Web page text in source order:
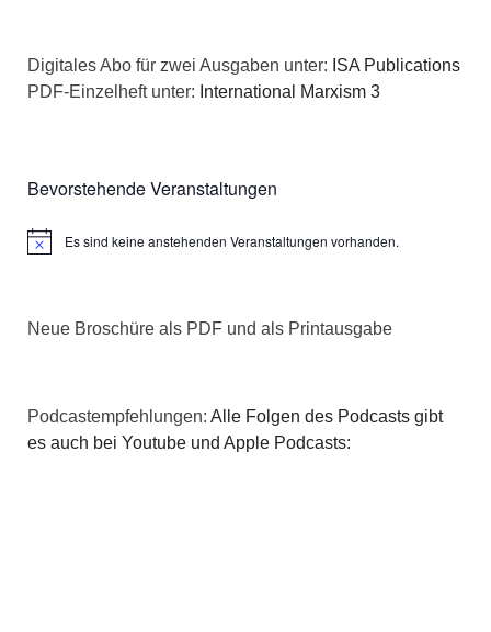
Digitales Abo für zwei Ausgaben unter: ISA Publications
PDF-Einzelheft unter: International Marxism 3
Bevorstehende Veranstaltungen
HinweisEs sind keine anstehenden Veranstaltungen vorhanden.
Neue Broschüre als PDF und als Printausgabe
Podcastempfehlungen: Alle Folgen des Podcasts gibt
es auch bei Youtube und Apple Podcasts: